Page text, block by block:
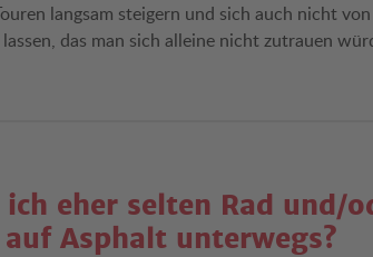
langsam steigern und sich auch nicht
das man sich alleine nicht zutrauen
ich eher selten Rad und/
Asphalt unterwegs?